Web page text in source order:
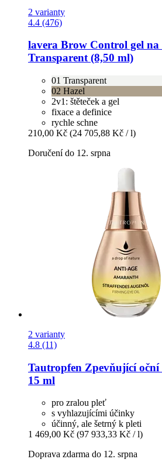
2 varianty
4.4 (476)
lavera Brow Control gel na
Transparent (8,50 ml)
01 Transparent
02 Hazel
2v1: štěteček a gel
fixace a definice
rychle schne
210,00 Kč (24 705,88 Kč / l)
Doručení do 12. srpna
2 varianty
4.8 (11)
Tautropfen Zpevňující oční
15 ml
pro zralou pleť
s vyhlazujícími účinky
účinný, ale šetrný k pleti
1 469,00 Kč (97 933,33 Kč / l)
Doprava zdarma do 12. srpna